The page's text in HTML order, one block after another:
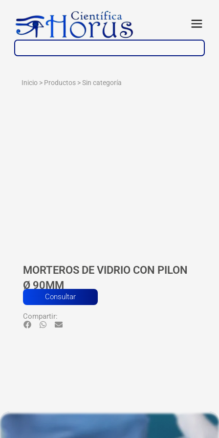
contenido
Abrir
Inicio > Productos >Sin categoría
MORTEROS DE VIDRIO CON PILON
Ø 90MM
Consultar
Compartir: